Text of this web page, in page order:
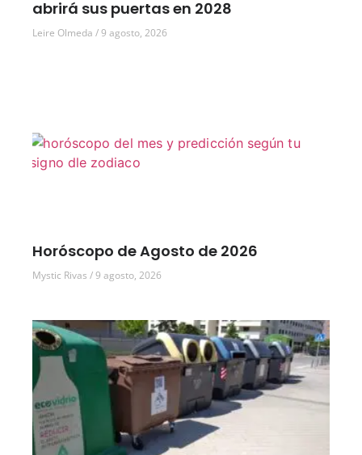
abrirá sus puertas en 2028
Leire Olmeda 9 agosto, 2026
Horóscopo de Agosto de 2026
Mystic Rivas 9 agosto, 2026